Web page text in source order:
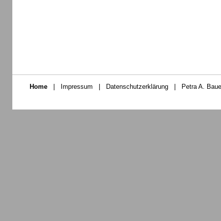
Home | Impressum | Datenschutzerklärung | Petra A.